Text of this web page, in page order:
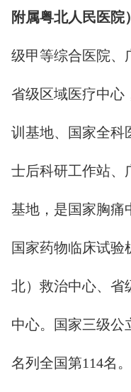
附属粤北人民医院）
级甲等综合医院、
省级区域医疗中心
训基地、国家全科
士后科研工作站、
基地，是国家胸痛
国家药物临床试
北）救治中心、省
中心。国家三级公
名列全国第114名